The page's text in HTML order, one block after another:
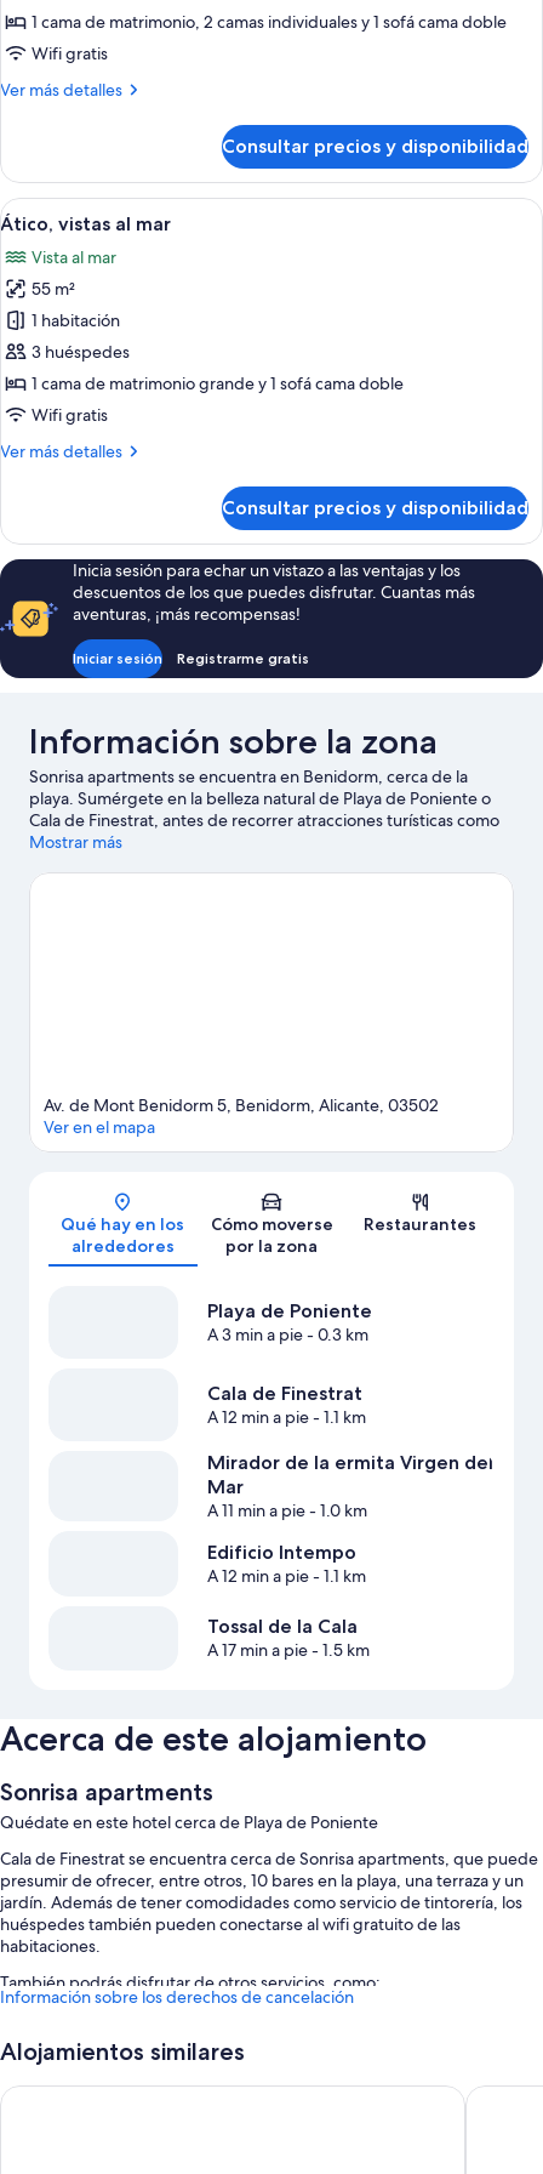
Deluxe,
vistas
mar
1 cama de matrimonio, 2 camas individuales y 1 sofá cama doble
Wifi gratis
Ver más detalles
Más
Deluxe,
vistas
al
Consultar precios y disponibilidad
Abrir
todas
las
fotos
de
Ático,
vistas
al
Ático, vistas al mar | Sala de estar |
16
Ático, vistas al mar
Vista al mar
55 m²
1 habitación
3 huéspedes
1 cama de matrimonio grande y 1 sofá cama doble
Wifi gratis
Ver más detalles
Más
vistas
al
mar
Consultar precios y disponibilidad
Inicia sesión para echar un vistazo a las ventajas y los
descuentos de los que puedes disfrutar. Cuantas más
aventuras, ¡más recompensas!
Iniciar sesión Registrarme gratis
Información sobre la zona
Sonrisa apartments se encuentra en Benidorm, cerca de la
playa. Sumérgete en la belleza natural de Playa de Poniente o
Cala de Finestrat, antes de recorrer atracciones turísticas como
Terra Mítica y Parque acuático Aqualandia. Benidorm Airsoft y
actividades acuáticas que podrás hacer en la zona (por ejemplo,
Mostrar más
Mapa
Av. de Mont Benidorm 5, Benidorm, Alicante, 03502
Ver en el mapa
Qué hay en los
alrededores
Cómo moverse
por la zona
Restaurantes
Playa de Poniente
A 3 min a pie- 0.3 km
Cala de Finestrat
A 12 min a pie- 1.1 km
Mirador de la ermita Virgen del
Mar
A 11 min a pie- 1.0 km
Edificio Intempo
A 12 min a pie- 1.1 km
Tossal de la Cala
A 17 min a pie- 1.5 km
Acerca de este alojamiento
Sonrisa apartments
Quédate en este hotel cerca de Playa de Poniente
Cala de Finestrat se encuentra cerca de Sonrisa apartments, que puede
presumir de ofrecer, entre otros, 10 bares en la playa, una terraza y un
jardín. Además de tener comodidades como servicio de tintorería, los
huéspedes también pueden conectarse al wifi gratuito de las
habitaciones.
También podrás disfrutar de otros servicios, como:
Aparcamiento (de pago), un servicio de transporte desde y hasta el
Servicio de registro de salida exprés, asistencia turística y para la
Información sobre los derechos de cancelación
Alojamientos similares
Casual Pop Art Hotel by Casual Hoteles